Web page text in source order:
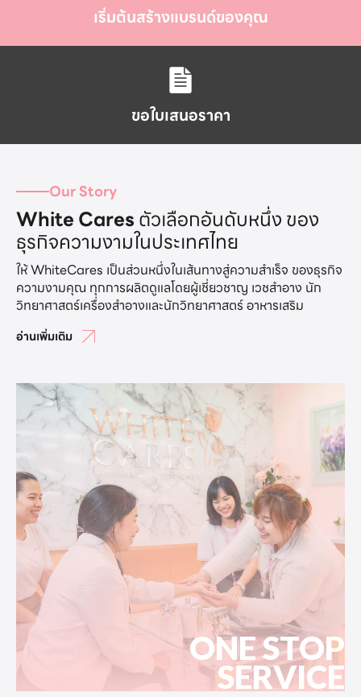
เริ่มต้นสร้างแบรนด์ของคุณ
ขอใบเสนอราคา
Our Story
White Caresตัวเลือกอันดับหนึ่ง ของ
ธุรกิจความงามในประเทศไทย
ให้ WhiteCares เป็นส่วนหนึ่งในเส้นทางสู่ความสำเร็จ ของธุรกิจ
ความงามคุณ ทุกการผลิตดูแลโดยผู้เชี่ยวชาญ เวชสำอาง นัก
วิทยาศาสตร์เครื่องสำอางและนักวิทยาศาสตร์ อาหารเสริม
อ่านเพิ่มเติม
ONE STOP
SERVICE